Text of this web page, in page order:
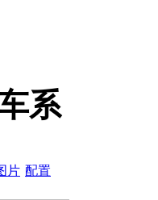
系
片 配置